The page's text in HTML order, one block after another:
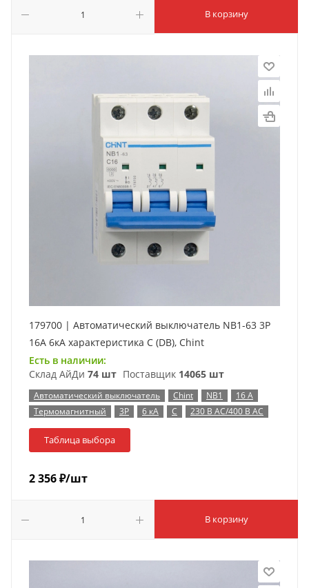
В корзину
179700 | Автоматический выключатель NB1-63 3P
16А 6кА характеристика C (DB), Chint
Есть в наличии:
Склад АйДи 74 шт Поставщик 14065 шт
Автоматический выключатель Chint NB1
16 А
Термомагнитный
3P 6 кА C 230 В AC/400 В AC
Таблица выбора
2 356₽/шт
В корзину